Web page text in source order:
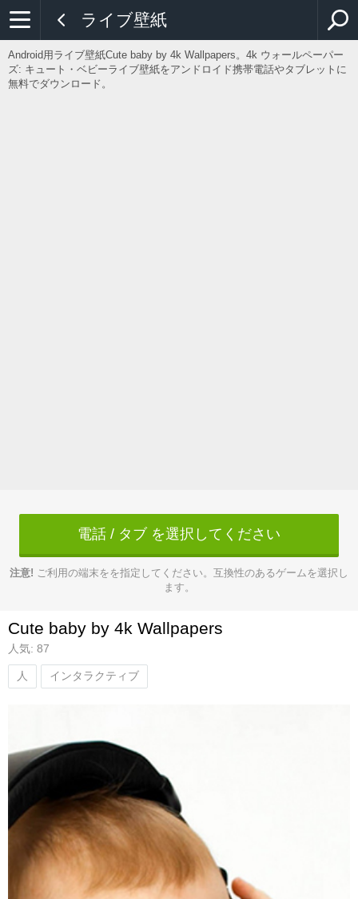
ライブ壁紙
Android用ライブ壁紙Cute baby by 4k Wallpapers。4k ウォールペーパー
ズ: キュート・ベビーライブ壁紙をアンドロイド携帯電話やタブレットに
無料でダウンロード。
電話 / タブ を選択してください
注意! ご利用の端末をを指定してください。互換性のあるゲームを選択し
ます。
Cute baby by 4k Wallpapers
人気: 87
人 インタラクティブ